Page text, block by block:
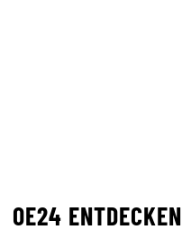
OE24 ENTDECKEN